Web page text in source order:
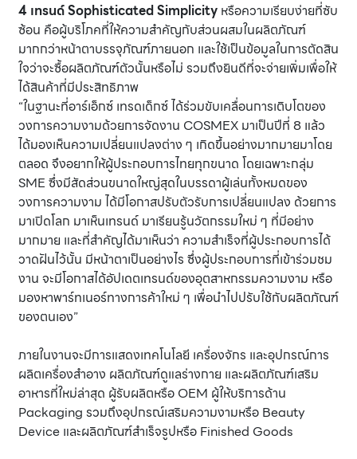
4 เทรนด์ Sophisticated Simplicity หรือความเรียบง่ายที่ซับ
ซ้อน คือผู้บริโภคที่ให้ความสำคัญกับส่วนผสมในผลิตภัณฑ์
มากกว่าหน้าตาบรรจุภัณฑ์ภายนอก และใช้เป็นข้อมูลในการตัดสิน
ใจว่าจะซื้อผลิตภัณฑ์ตัวนั้นหรือไม่ รวมถึงยินดีที่จะจ่ายเพิ่มเพื่อให้
ได้สินค้าที่มีประสิทธิภาพ
“ในฐานะที่อาร์เอ็กซ์ เทรดเด็กซ์ ได้ร่วมขับเคลื่อนการเติบโตของ
วงการความงามด้วยการจัดงาน COSMEX มาเป็นปีที่ 8 แล้ว
ได้มองเห็นความเปลี่ยนแปลงต่าง ๆ เกิดขึ้นอย่างมากมายมาโดย
ตลอด จึงอยากให้ผู้ประกอบการไทยทุกขนาด โดยเฉพาะกลุ่ม
SME ซึ่งมีสัดส่วนขนาดใหญ่สุดในบรรดาผู้เล่นทั้งหมดของ
วงการความงาม ได้มีโอกาสปรับตัวรับการเปลี่ยนแปลง ด้วยการ
มาเปิดโลก มาเห็นเทรนด์ มาเรียนรู้นวัตกรรมใหม่ ๆ ที่มีอย่าง
มากมาย และที่สำคัญได้มาเห็นว่า ความสำเร็จที่ผู้ประกอบการได้
วาดฝันไว้นั้น มีหน้าตาเป็นอย่างไร ซึ่งผู้ประกอบการที่เข้าร่วมชม
งาน จะมีโอกาสได้อัปเดตเทรนด์ของอุตสาหกรรมความงาม หรือ
มองหาพาร์ทเนอร์ทางการค้าใหม่ ๆ เพื่อนำไปปรับใช้กับผลิตภัณฑ์
ของตนเอง”
ภายในงานจะมีการแสดงเทคโนโลยี เครื่องจักร และอุปกรณ์การ
ผลิตเครื่องสำอาง ผลิตภัณฑ์ดูแลร่างกาย และผลิตภัณฑ์เสริม
อาหารที่ใหม่ล่าสุด ผู้รับผลิตหรือ OEM ผู้ให้บริการด้าน
Packaging รวมถึงอุปกรณ์เสริมความงามหรือ Beauty
Device และผลิตภัณฑ์สำเร็จรูปหรือ Finished Goods